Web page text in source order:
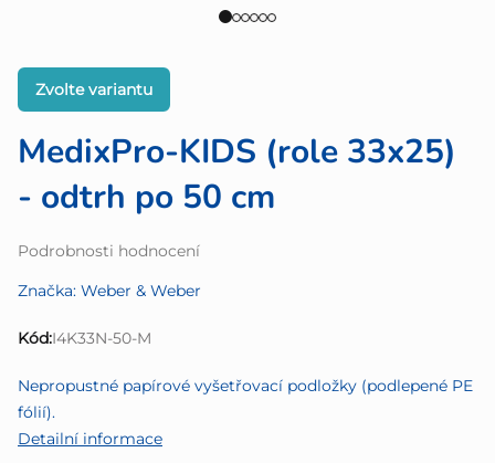
MedixPro-KIDS (role 33x25)
- odtrh po 50 cm
Průměrné
produktu
0,0
hvězdiček.
Podrobnosti hodnocení
Značka: Weber & Weber
Kód:I4K33N-50-M
Zvolte variantu
Nepropustné papírové vyšetřovací podložky (podlepené PE
fólií).
Detailní informace